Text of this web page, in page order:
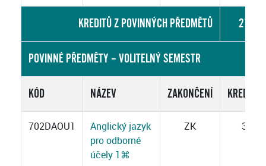
KREDITŮ Z POVINNÝCH PŘEDMĚTŮ 27
POVINNÉ PŘEDMĚTY – VOLITELNÝ SEMESTR
KÓD NÁZEV ZAKONČENÍ KREDITY
702DAOU1
Anglický jazyk
pro odborné
účely 1 ⌘
ZK 3